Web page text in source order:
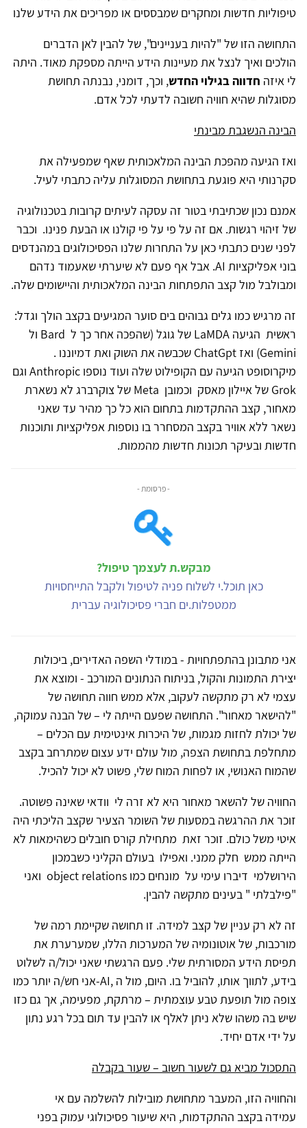
טיפוליות חדשות ומחקרים שמבססים או מפריכים את הידע שלנו
התחושה הזו של "להיות בעניינים", של להבין לאן הדברים
הולכים ואיך לנצל את מעיינות הידע הייתה מספקת מאוד. היתה
לי איזה חדווה בגילוי החדש, וכך, דומני, נבנתה תחושת
מסוגלות שהיא חוויה חשובה לדעתי לכל אדם.
הבינה הנשגבת מבינתי
ואז הגיעה מהפכת הבינה המלאכותית שאף שמפעילה את
סקרנותי היא פוגעת בתחושת המסוגלות עליה כתבתי לעיל.
אמנם נכון שכתיבתי בטור זה עסקה לעיתים קרובות בטכנולוגיה
של זיהוי רגשות. אם זה על פי על פי קולנו או הבעת פנינו. וכבר
לפני שנים כתבתי כאן על התחרות שלנו הפסיכולוגים במהנדסים
בוני אפליקציות AI. אבל אף פעם לא שיערתי שאעמוד נדהם
ומבולבל מול קצב התפתחות הבינה המלאכותית והיישומים שלה.
זה מרגיש כמו גלים גבוהים בים סוער המגיעים בקצב הולך וגדל:
ראשית הגיעה LaMDA של גוגל (שהפכה אחר כך ל Bard ול
Gemini) ואז ChatGpt שכבשה את השוק ואת דמיוננו .
מיקרוסופט הגיעה עם הקופילוט שלה ועוד נוספו Anthropic וגם
Grok של איילון מאסק וכמובן Meta של צוקרברג לא נשארת
מאחור, קצב ההתקדמות בתחום הוא כל כך מהיר עד שאני
נשאר ללא אוויר בקצב המסחרר בו נוספות אפליקציות ותוכנות
חדשות ובעיקר תכונות חדשות מהממות.
- פרסומת -
מבקש.ת לעצמך טיפול?
כאן תוכל.י לשלוח פניה לטיפול ולקבל התייחסויות
ממטפלות.ים חברי פסיכולוגיה עברית
אני מתבונן בהתפתחויות - במודלי השפה האדירים, ביכולות
יצירת התמונות והקול, בניתוח הנתונים המורכב - ומוצא את
עצמי לא רק מתקשה לעקוב, אלא ממש חווה תחושה של
"להישאר מאחור". התחושה שפעם הייתה לי – של הבנה עמוקה,
של יכולת לחזות מגמות, של היכרות אינטימית עם הכלים –
מתחלפת בתחושת הצפה, מול עולם ידע עצום שמתרחב בקצב
שהמוח האנושי, או לפחות המוח שלי, פשוט לא יכול להכיל.
החוויה של להשאר מאחור היא לא זרה לי וודאי שאינה פשוטה.
זוכר את ההרגשה במסעות של השומר הצעיר שקצב הליכתי היה
איטי משל כולם. זוכר זאת מתחילת קורס חובלים כשהימאות לא
הייתה ממש חלק ממני. ואפילו בעולם הקליני כשבמכון
הירושלמי דיברו עימי על מונחים כמו object relations ואני
"פילבלתי " בעינים מתקשה להבין.
זה לא רק עניין של קצב למידה. זו תחושה שקיימת רמה של
מורכבות, של אוטונומיה של המערכות הללו, שמערערת את
תפיסת הידע המסורתית שלי. פעם הרגשתי שאני יכול/ה לשלוט
בידע, לתווך אותו, להוביל בו. היום, מול ה -AI,אני חש/ה יותר כמו
צופה מול תופעת טבע עוצמתית – מרתקת, מפעימה, אך גם כזו
שיש בה משהו שלא ניתן לאלף או להבין עד תום בכל רגע נתון
על ידי אדם יחיד.
התסכול מביא גם לשעור חשוב – שעור בקבלה
והחוויה הזו, המעבר מתחושת מובילות להשלמה עם אי
עמידה בקצב ההתקדמות, היא שיעור פסיכולוגי עמוק בפני